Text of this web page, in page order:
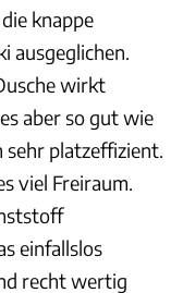
knappe
ausgeglichen.
wirkt
aber so gut wie
sehr platzeffizient.
viel Freiraum.
einfallslos
recht wertig